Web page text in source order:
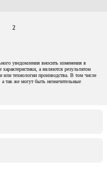
2
уведомления вносить изменения в
а являются результатом
или технологии производства. В том числе
а так же могут быть незначительные